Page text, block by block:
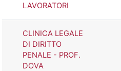
LAVORATORI
CLINICA LEGALE
DI DIRITTO
PENALE - PROF.
DOVA